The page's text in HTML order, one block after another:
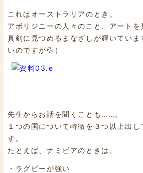
これはオーストラリアのとき。
アボリジニーの人々のこと、アートを
真剣に見つめるまなざしが輝いていま
いのですが💦）
先生からお話を聞くことも……。
１つの国について特徴を３つ以上出し
す。
たとえば、ナミビアのときは、
・ラグビーが強い